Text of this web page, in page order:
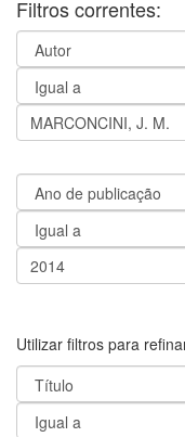
Filtros correntes:
Utilizar filtros para